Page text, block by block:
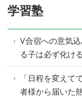
学習塾
V合宿への意気
る子は必ず化け
「日程を変えて
者様から届いた